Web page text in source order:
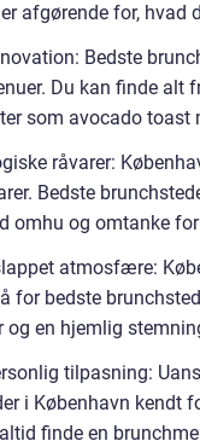
afgørende for,
Bedste
Du kan finde
som avocado toast
råvarer:
Bedste
omhu og omtanke
atmosfære:
for bedste
og en hjemlig
tilpasning:
i København kendt
finde en